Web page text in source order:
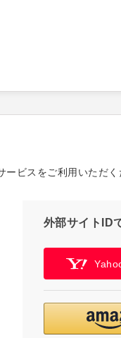
ービスをご利用いただ
外部サイトID